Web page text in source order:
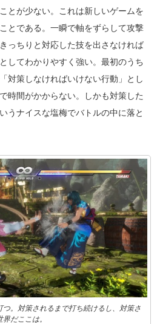
とが少ない。これは新しいゲームを
とである。一瞬で軸をずらして攻撃
っちりと対応した技を出さなければ
してわかりやすく強い。最初のうち
対策しなければいけない行動」とし
時間がかからない。しかも対策した
うナイスな塩梅でバトルの中に落と
。対策されるまで打ち続けるし、対策さ
だここは。